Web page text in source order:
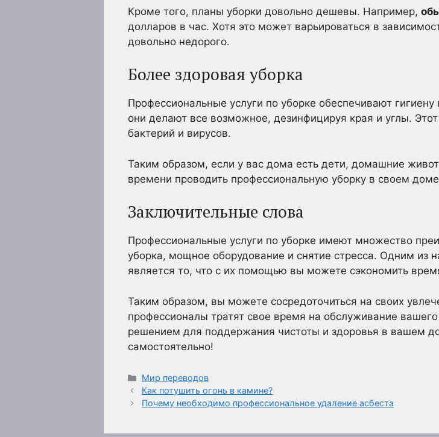
Кроме того, планы уборки довольно дешевы. Например,
долларов в час. Хотя это может варьироваться в
довольно недорого.
Более здоровая уборка
Профессиональные услуги по уборке обеспечивают
они делают все возможное, дезинфицируя края и углы.
бактерий и вирусов.
Таким образом, если у вас дома есть дети, домашние
времени проводить профессиональную уборку в своем
Заключительные слова
Профессиональные услуги по уборке имеют множество
уборка, мощное оборудование и снятие стресса. Одним из
является то, что с их помощью вы можете сэкономить
Таким образом, вы можете сосредоточиться на своих
профессионалы тратят свое время на обслуживание
решением для поддержания чистоты и здоровья в вашем
самостоятельно!
Рубрики
Мир переводов
Как потушить огонь в камине?
Почему необходимо профессиональное удаление асбеста